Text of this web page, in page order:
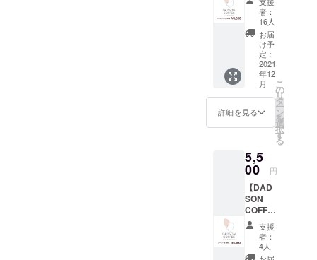
(cute
as a
button)
小山氏
「Good
-Bye」
ナカ
ノ ヒ
ロユキ
(COSM
OS、
PFNFa
BIKEB
OX、
PROTE
SS、
ex.bend
、ex.シ
アワセ
ナラテ
ヲタタ
コウ、
ちろ
ん、お
気持ち
で構い
ません
申し込
み時に
「上乗
せ支
援」が
可能で
す。 も
ちろ
ん、お
気持ち
キッズ
サイズT
シャツ
ラー：
ナチュ
ラル・
ベビー
ピンク
プリン
ビー サ
イズ：
90〜
160cm
（90・
100cm
のみ肩
部分が
スナッ
PIGSTY
オリジ
ナルブ
レンド
コー
ヒー ド
リップ
バッグ
50個】
HAPPE
NING
STYLE
ColorM
eBlood
Red、
BEAUTi
FUL、
チー
ターズ
マニ
ア、
YOUR
者：
16人
お届
け予
定：
2021
年12
月
詳細を見る
こ
の
リ
タ
ー
ン
を
選
択
す
る
5,5
00 円
【DAD
SON
COFFE
E x
PIGSTY
オリジ
ナルブ
支援
者：
4人